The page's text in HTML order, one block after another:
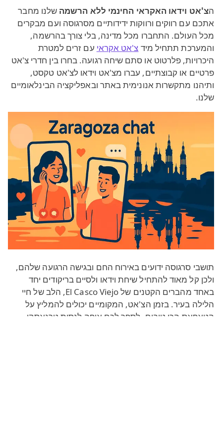
הצ'אט וידאו האקראי החינמי ללא הרשמה שלנו מחבר
אתכם עם רווקים ורווקות ידידותיים מסרגוסה ועם מבקרים
מכל העולם. התחברו מכל מדינה, בלי צורך בהרשמה,
והמערכת תתחיל מיד צ'אט אקראי עם זרים למטרת
היכרויות, פלרטוט או סתם שיחה רגועה. בחרו בין חדרי צ'אט
פרטיים או קבוצתיים, עברו מצ'אט וידאו לצ'אט טקסט,
ותיהנו מתקשרות אנונימית באתר ובאפליקציה הבינלאומיים
שלנו.
תושבי סרגוסה ידועים באירוח החם ובגישה הרגועה שלהם,
ולכן קל מאוד להתחיל שיחת וידאו ולסיים בריקודים יחד
באחד מהברים הקטנים של El Casco Viejo, הלב של חיי
הלילה בעיר. בזמן הצ'אט, המקומיים יכולים להמליץ על
הטאפאס הכי טובים, לספר לכם איפה לנסות טרנאסקו